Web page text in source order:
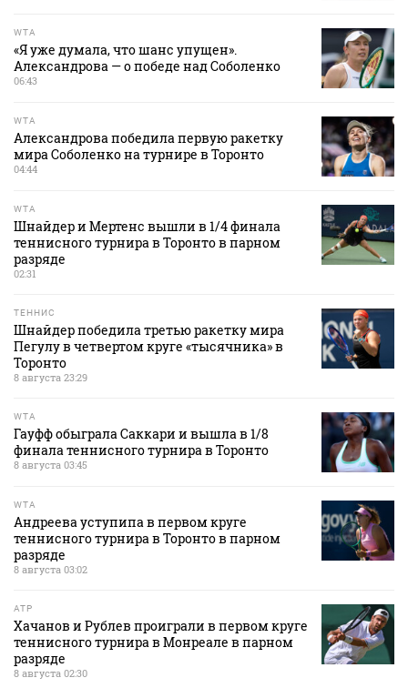
WTA
«Я уже думала, что шанс упущен».
Александрова — о победе над Соболенко
06:43
WTA
Александрова победила первую ракетку
мира Соболенко на турнире в Торонто
04:44
WTA
Шнайдер и Мертенс вышли в 1/4 финала
теннисного турнира в Торонто в парном
разряде
02:31
ТЕННИС
Шнайдер победила третью ракетку мира
Пегулу в четвертом круге «тысячника» в
Торонто
8 августа 23:29
WTA
Гауфф обыграла Саккари и вышла в 1/8
финала теннисного турнира в Торонто
8 августа 03:45
WTA
Андреева уступипа в первом круге
теннисного турнира в Торонто в парном
разряде
8 августа 03:02
ATP
Хачанов и Рублев проиграли в первом круге
теннисного турнира в Монреале в парном
разряде
8 августа 02:30